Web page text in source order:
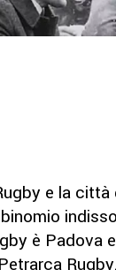
e la città
è Padova e